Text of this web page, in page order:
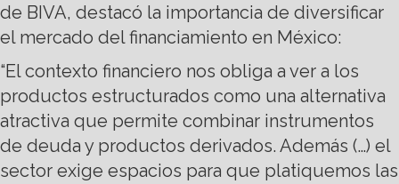
de BIVA, destacó la importancia de diversificar
el mercado del financiamiento en México:
“El contexto financiero nos obliga a ver a los
productos estructurados como una alternativa
atractiva que permite combinar instrumentos
de deuda y productos derivados. Además (…) el
sector exige espacios para que platiquemos las